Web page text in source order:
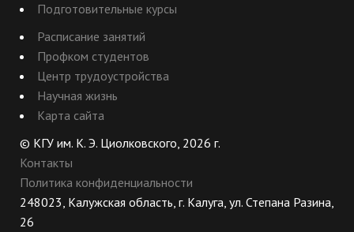
Подготовительные курсы
Расписание занятий
Профком студентов
Центр трудоустройства
Научная жизнь
Карта сайта
© КГУ им. К. Э. Циолковского, 2026 г.
Контакты
Политика конфиденциальности
248023, Калужская область, г. Калуга, ул. Степана Разина,
26